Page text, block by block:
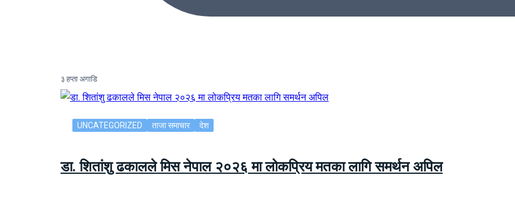
३ हप्ता अगाडि
UNCATEGORIZED ताजा समाचार देश
डा. शितांशु ढकालले मिस नेपाल २०२६ मा लोकप्रिय मतका लागि समर्थन अपिल